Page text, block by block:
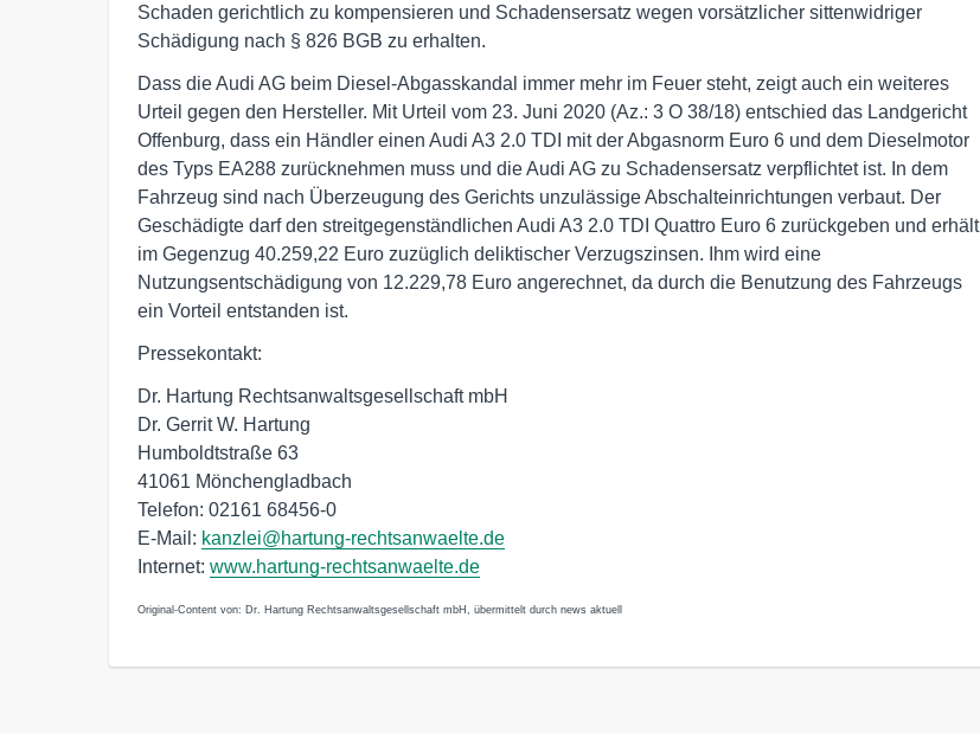
Schaden gerichtlich zu kompensieren und Schadensersatz wegen vorsätzlicher sittenwidriger
Schädigung nach § 826 BGB zu erhalten.
Dass die Audi AG beim Diesel-Abgasskandal immer mehr im Feuer steht, zeigt auch ein weiteres
Urteil gegen den Hersteller. Mit Urteil vom 23. Juni 2020 (Az.: 3 O 38/18) entschied das Landgericht
Offenburg, dass ein Händler einen Audi A3 2.0 TDI mit der Abgasnorm Euro 6 und dem Dieselmotor
des Typs EA288 zurücknehmen muss und die Audi AG zu Schadensersatz verpflichtet ist. In dem
Fahrzeug sind nach Überzeugung des Gerichts unzulässige Abschalteinrichtungen verbaut. Der
Geschädigte darf den streitgegenständlichen Audi A3 2.0 TDI Quattro Euro 6 zurückgeben und erhält
im Gegenzug 40.259,22 Euro zuzüglich deliktischer Verzugszinsen. Ihm wird eine
Nutzungsentschädigung von 12.229,78 Euro angerechnet, da durch die Benutzung des Fahrzeugs
ein Vorteil entstanden ist.
Pressekontakt:
Dr. Hartung Rechtsanwaltsgesellschaft mbH
Dr. Gerrit W. Hartung
Humboldtstraße 63
41061 Mönchengladbach
Telefon: 02161 68456-0
E-Mail: kanzlei@hartung-rechtsanwaelte.de
Internet: www.hartung-rechtsanwaelte.de
Original-Content von: Dr. Hartung Rechtsanwaltsgesellschaft mbH, übermittelt durch news aktuell